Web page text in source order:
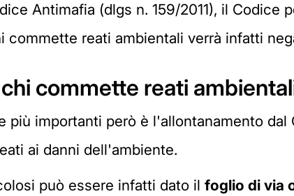
Antimafia (dlgs n. 159/2011), il
commette reati ambientali verrà infatti
commette reati
più importanti però è l'allontanamento
ai danni dell'ambiente.
può essere infatti dato il foglio di via